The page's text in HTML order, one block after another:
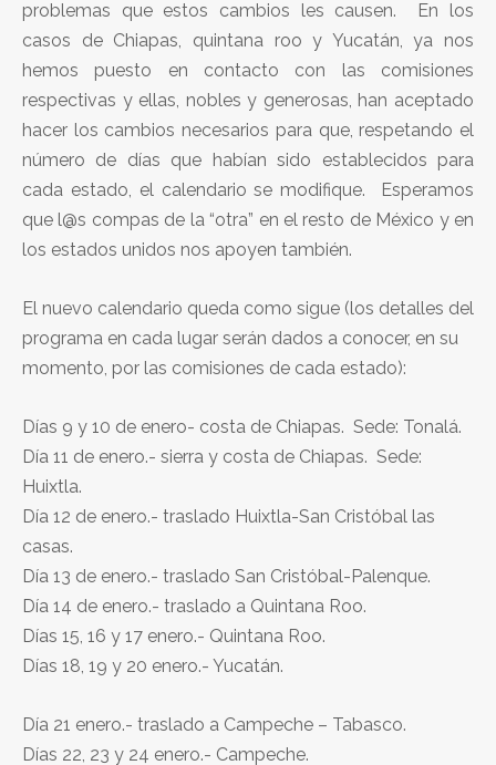
problemas que estos cambios les causen. En los
casos de Chiapas, quintana roo y Yucatán, ya nos
hemos puesto en contacto con las comisiones
respectivas y ellas, nobles y generosas, han aceptado
hacer los cambios necesarios para que, respetando el
número de días que habían sido establecidos para
cada estado, el calendario se modifique. Esperamos
que l@s compas de la “otra” en el resto de México y en
los estados unidos nos apoyen también.
El nuevo calendario queda como sigue (los detalles del
programa en cada lugar serán dados a conocer, en su
momento, por las comisiones de cada estado):
Días 9 y 10 de enero- costa de Chiapas. Sede: Tonalá.
Día 11 de enero.- sierra y costa de Chiapas. Sede:
Huixtla.
Día 12 de enero.- traslado Huixtla-San Cristóbal las
casas.
Día 13 de enero.- traslado San Cristóbal-Palenque.
Día 14 de enero.- traslado a Quintana Roo.
Días 15, 16 y 17 enero.- Quintana Roo.
Días 18, 19 y 20 enero.- Yucatán.
Día 21 enero.- traslado a Campeche – Tabasco.
Días 22, 23 y 24 enero.- Campeche.